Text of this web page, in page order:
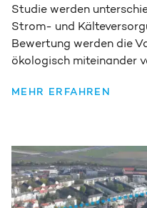
Studie werden
Strom- und
Bewertung werden die
ökologisch miteinander
MEHR ERFAHREN